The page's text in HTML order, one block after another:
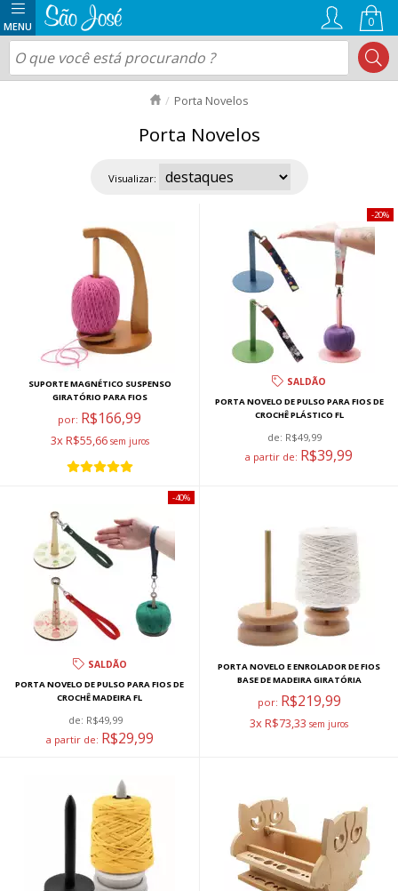
0
Porta Novelos
Porta Novelos
Visualizar:
SUPORTE MAGNÉTICO SUSPENSO
GIRATÓRIO PARA FIOS
por: R$166,99
3x R$55,66
SALDÃO
PORTA NOVELO DE PULSO PARA FIOS DE
CROCHÊ PLÁSTICO FL
de: R$49,99
a partir de: R$39,99
20%
SALDÃO
PORTA NOVELO DE PULSO PARA FIOS DE
CROCHÊ MADEIRA FL
de: R$49,99
a partir de: R$29,99
40%
PORTA NOVELO E ENROLADOR DE FIOS
BASE DE MADEIRA GIRATÓRIA
por: R$219,99
3x R$73,33